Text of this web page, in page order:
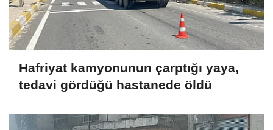
Hafriyat kamyonunun çarptığı yaya,
tedavi gördüğü hastanede öldü